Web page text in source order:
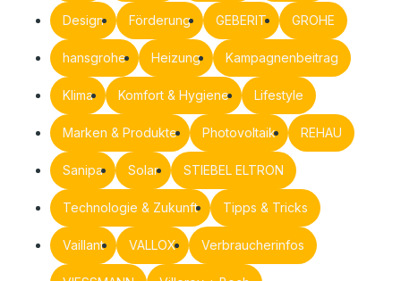
Design Förderung GEBERIT GROHE
hansgrohe Heizung Kampagnenbeitrag
Klima Komfort & Hygiene Lifestyle
Marken & Produkte Photovoltaik REHAU
Sanipa Solar STIEBEL ELTRON
Technologie & Zukunft Tipps & Tricks
Vaillant VALLOX Verbraucherinfos